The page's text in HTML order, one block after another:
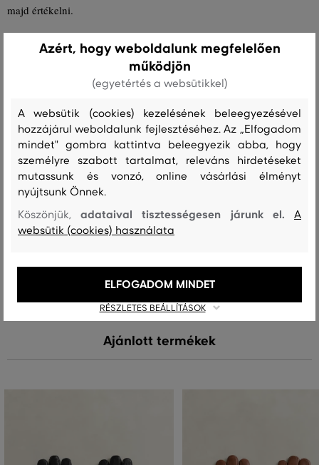
majd értékelni.
Szezon: FW23 Termék kódja4930018-623-GC-248
Összetétel
felső anyag
MERINO GYAPJÚ
90 %
KASMÍR
10 %
Kezelési útmutató
MOSÁS FEHÉRÍTÉS SZÁRÍTÁS VASALÁS TISZTÍTÁS
Ajánlott termékek
Azért, hogy weboldalunk megfelelően
működjön
(egyetértés a websütikkel)
A websütik (cookies) kezelésének beleegyezésével
hozzájárul weboldalunk fejlesztéséhez. Az „Elfogadom
mindet" gombra kattintva beleegyezik abba, hogy
személyre szabott tartalmat, releváns hirdetéseket
mutassunk és vonzó, online vásárlási élményt
nyújtsunk Önnek.
Köszönjük,adataival tisztességesen járunk el.A
websütik (cookies) használata
RÉSZLETES BEÁLLÍTÁSOK
ELFOGADOM MINDET